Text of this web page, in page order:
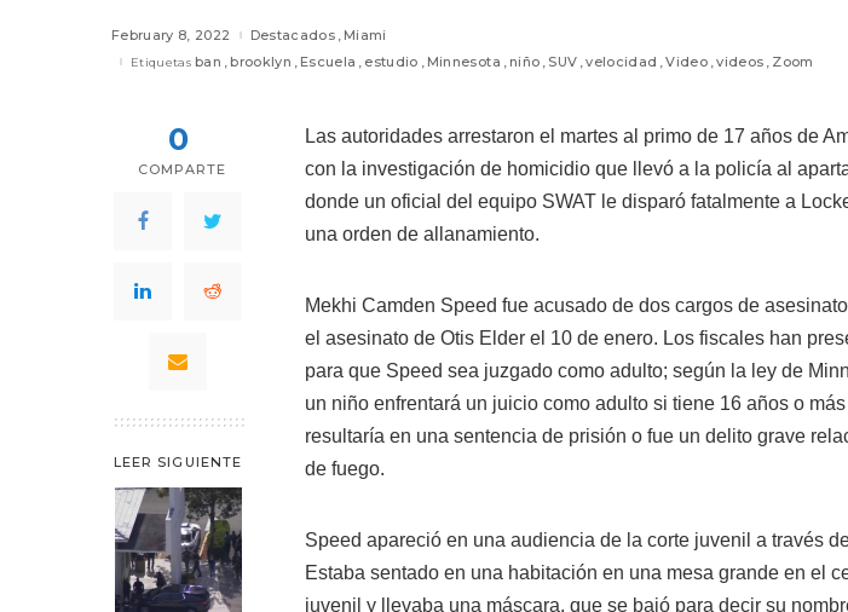
February 8, 2022 Destacados Miami
Etiquetas ban brooklyn Escuela estudio Minnesota niño SUV velocidad Video videos Zoom
0
COMPARTE
LEER SIGUIENTE
Las autoridades arrestaron el martes al primo de 17 años de
con la investigación de homicidio que llevó a la policía al
donde un oficial del equipo SWAT le disparó fatalmente a
una orden de allanamiento.
Mekhi Camden Speed fue acusado de dos cargos de
el asesinato de Otis Elder el 10 de enero. Los fiscales han
para que Speed sea juzgado como adulto; según la ley de
un niño enfrentará un juicio como adulto si tiene 16 años o
resultaría en una sentencia de prisión o fue un delito grave
de fuego.
Speed apareció en una audiencia de la corte juvenil a través
Estaba sentado en una habitación en una mesa grande en el
juvenil y llevaba una máscara, que se bajó para decir su